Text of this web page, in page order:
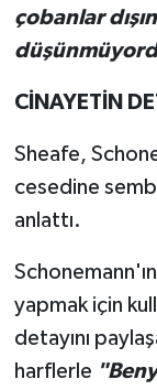
çobanlar
CİNAYETİN
Sheafe,
cesedine
anlattı.
yapmak için
detayını
harflerle